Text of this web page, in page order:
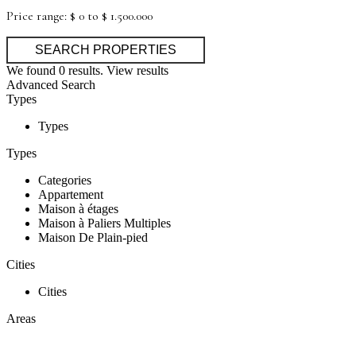
Price range: $ 0 to $ 1.500.000
We found 0 results. View results
Advanced Search
Types
Types
Types
Categories
Appartement
Maison à étages
Maison à Paliers Multiples
Maison De Plain-pied
Cities
Cities
Areas